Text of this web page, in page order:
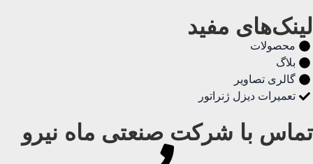
لینک‌های مفید
محصولات
بلاگ
گالری تصاویر
تعمیرات دیزل ژنراتور
تماس با شرکت صنعتی ماه نیرو